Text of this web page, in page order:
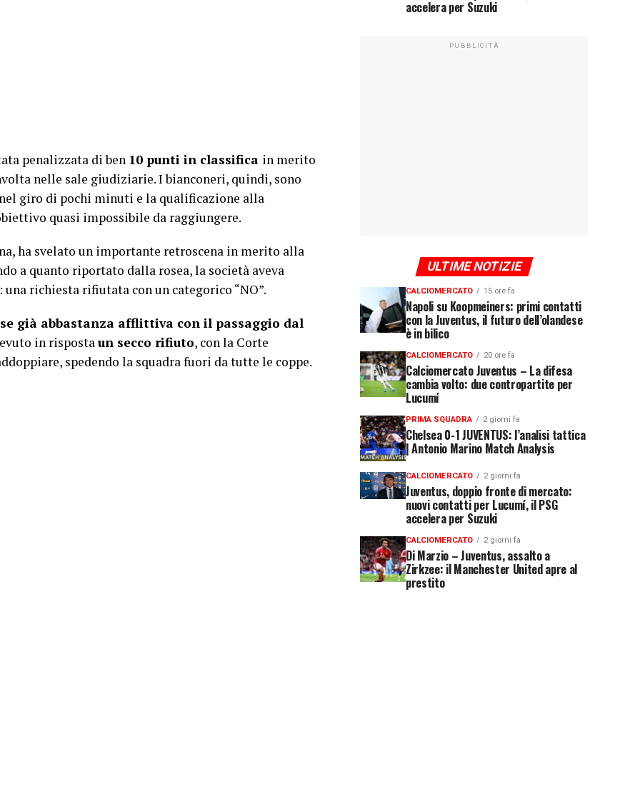
penalizzata di ben 10 punti in classifica in merito
nelle sale giudiziarie. I bianconeri, quindi, sono
giro di pochi minuti e la qualificazione alla
quasi impossibile da raggiungere.
ha svelato un importante retroscena in merito alla
a quanto riportato dalla rosea, la società aveva
: una richiesta rifiutata con un categorico “NO”.
già abbastanza afflittiva con il passaggio dal
in rispostaun secco rifiuto, con la Corte
spedendo la squadra fuori da tutte le coppe.
accelera per Suzuki
PUBBLICITÀ
ULTIME NOTIZIE
CALCIOMERCATO 15 ore fa
Napoli su Koopmeiners: primi contatti
con la Juventus, il futuro dell’olandese
è in bilico
CALCIOMERCATO 20 ore fa
Calciomercato Juventus – La difesa
cambia volto: due contropartite per
Lucumí
PRIMA SQUADRA 2 giorni fa
Chelsea 0-1 JUVENTUS: l’analisi tattica
| Antonio Marino Match Analysis
CALCIOMERCATO 2 giorni fa
Juventus, doppio fronte di mercato:
nuovi contatti per Lucumí, il PSG
accelera per Suzuki
CALCIOMERCATO 2 giorni fa
Di Marzio – Juventus, assalto a
Zirkzee: il Manchester United apre al
prestito